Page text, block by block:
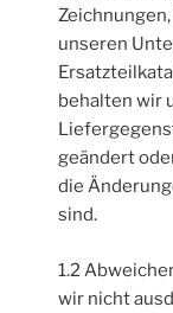
unseren
behalten wir
geändert
die
sind.
1.2
wir nicht